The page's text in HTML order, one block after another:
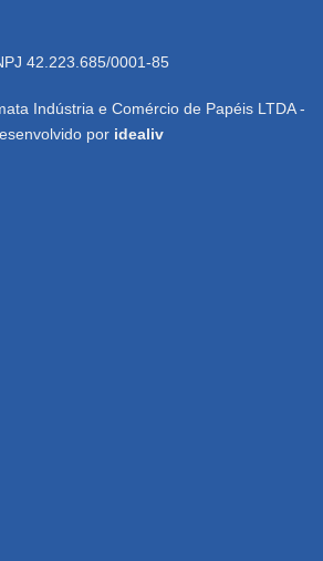
42.223.685/0001-85
Indústria e Comércio de Papéis LTDA -
por idealiv